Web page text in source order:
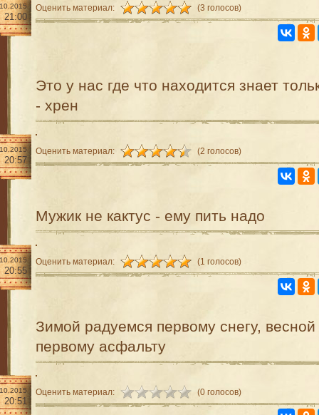
21:00
Оценить материал: (3 голосов)
Это у нас где что находится знает
- хрен
20:57
Оценить материал: (2 голосов)
Мужик не кактус - ему пить надо
20:55
Оценить материал: (1 голосов)
Зимой радуемся первому снегу, весной
первому асфальту
20:51
Оценить материал: (0 голосов)